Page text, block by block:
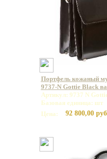
Портфель кожаный
9737-N Gottie Black
Артикул: 9737 N
Базовая единица: шт
Цена:
92 800,00